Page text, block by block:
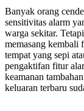
Banyak orang
sensitivitas alarm
warga sekitar.
memasang
tempat yang sepi
pengaktifan fitur
keamanan
keluaran terbaru